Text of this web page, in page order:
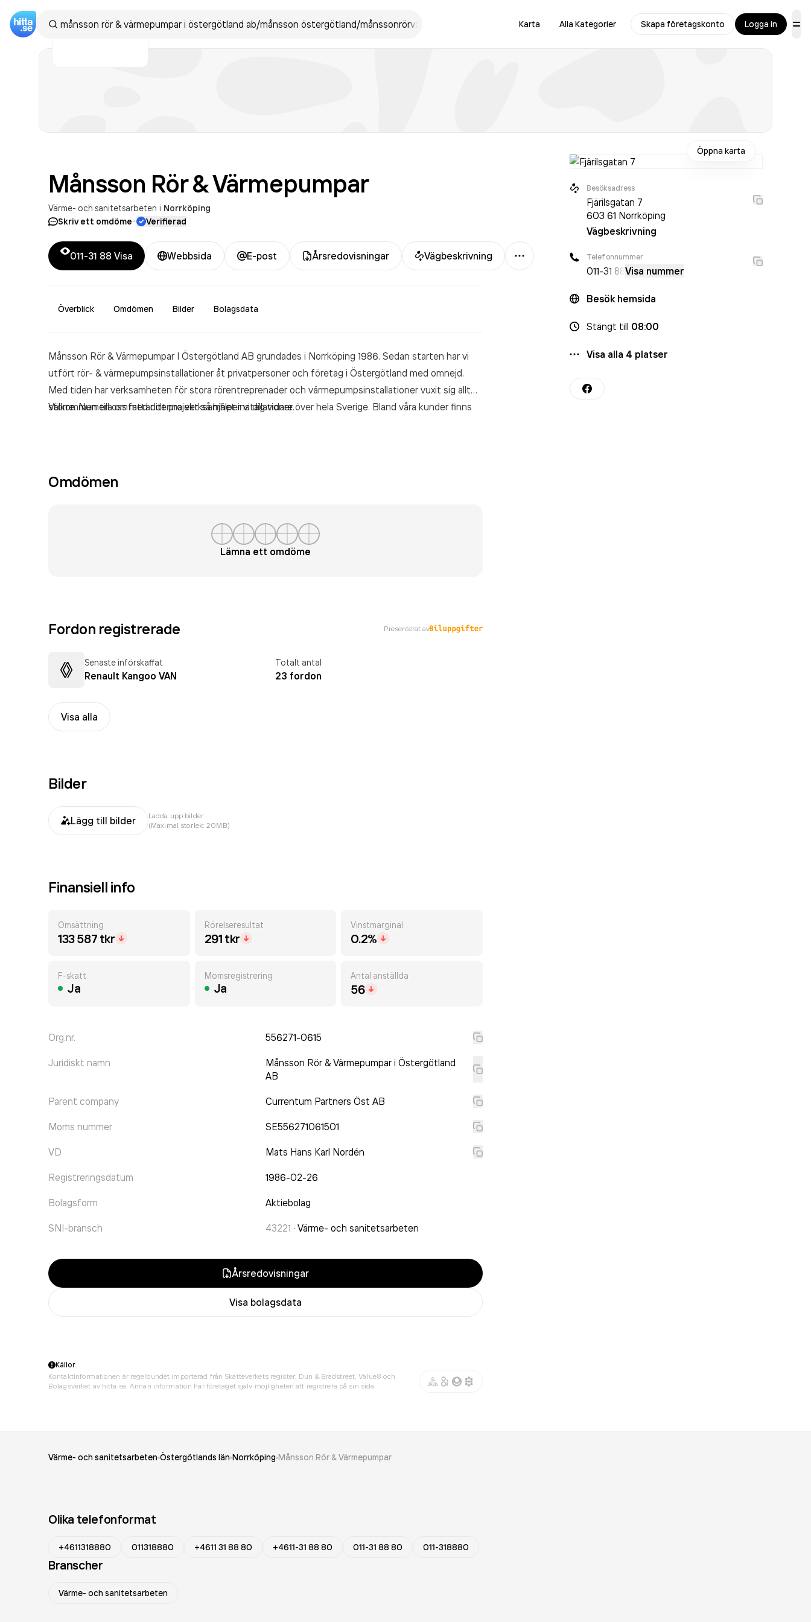
Karta Alla Kategorier Skapa företagskonto Logga in
Månsson Rör &Värmepumpar
Värme- och sanitetsarbeten i Norrköping
Skriv ett omdöme· Verifierad
011-31 88 Visa Webbsida E-post Årsredovisningar Vägbeskrivning
Mer
Överblick Omdömen Bilder Bolagsdata
Månsson Rör & Värmepumpar I Östergötland AB grundades i Norrköping 1986. Sedan starten har vi
utfört rör- & värmepumpsinstallationer åt privatpersoner och företag i Östergötland med omnejd.
Med tiden har verksamheten för stora rörentreprenader och värmepumpsinstallationer vuxit sig allt
större. Numera omfattar denna verksamhet installationer över hela Sverige. Bland våra kunder finns
Välkommen till oss med ditt projekt så hjälper vi dig vidare.
Omdömen
Lämna ett omdöme
Fordon registrerade Presenterat av
Senaste införskaffat
Renault Kangoo VAN
Totalt antal
23 fordon
Visa alla
Bilder
Lägg till bilder
Ladda upp bilder
(Maximal storlek: 20MB)
Finansiell info
Omsättning
133 587 tkr
Rörelseresultat
291 tkr
Vinstmarginal
0.2%
F-skatt
Ja
Momsregistrering
Ja
Antal anställda
56
Org.nr. 556271-0615
Juridiskt namn
Månsson Rör & Värmepumpar i Östergötland
AB
Parent company Currentum Partners Öst AB
Moms nummer SE556271061501
VD Mats Hans Karl Nordén
Registreringsdatum 1986-02-26
Bolagsform Aktiebolag
SNI-bransch 43221 · Värme- och sanitetsarbeten
Årsredovisningar
Visa bolagsdata
Öppna karta
Besöksadress
Fjärilsgatan 7
603 61 Norrköping
Vägbeskrivning
Telefonnummer
011-31 88Visa nummer
Besök hemsida
Stängt till 08:00
Visa alla 4 platser
Källor
Kontaktinformationen är regelbundet importerad från Skatteverkets register, Dun & Bradstreet, Value8 och
Bolagsverket av hitta.se. Annan information har företaget själv möjligheten att registrera på sin sida.
Värme- och sanitetsarbeten Östergötlands län Norrköping Månsson Rör & Värmepumpar
Olika telefonformat
+4611318880 011318880 +4611 31 88 80 +4611-31 88 80 011-31 88 80 011-318880
Branscher
Värme- och sanitetsarbeten